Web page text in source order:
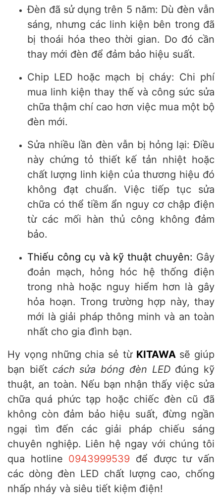
Đèn đã sử dụng trên 5 năm: Dù đèn vẫn
sáng, nhưng các linh kiện bên trong đã
bị thoái hóa theo thời gian. Do đó cần
thay mới đèn để đảm bảo hiệu suất.
Chip LED hoặc mạch bị cháy: Chi phí
mua linh kiện thay thế và công sức sửa
chữa thậm chí cao hơn việc mua một bộ
đèn mới.
Sửa nhiều lần đèn vẫn bị hỏng lại: Điều
này chứng tỏ thiết kế tản nhiệt hoặc
chất lượng linh kiện của thương hiệu đó
không đạt chuẩn. Việc tiếp tục sửa
chữa có thể tiềm ẩn nguy cơ chập điện
từ các mối hàn thủ công không đảm
bảo.
Thiếu công cụ và kỹ thuật chuyên: Gây
đoản mạch, hỏng hóc hệ thống điện
trong nhà hoặc nguy hiểm hơn là gây
hỏa hoạn. Trong trường hợp này, thay
mới là giải pháp thông minh và an toàn
nhất cho gia đình bạn.
Hy vọng những chia sẻ từ KITAWA sẽ giúp
bạn biết cách sửa bóng đèn LED đúng kỹ
thuật, an toàn. Nếu bạn nhận thấy việc sửa
chữa quá phức tạp hoặc chiếc đèn cũ đã
không còn đảm bảo hiệu suất, đừng ngần
ngại tìm đến các giải pháp chiếu sáng
chuyên nghiệp. Liên hệ ngay với chúng tôi
qua hotline 0943999539 để được tư vấn
các dòng đèn LED chất lượng cao, chống
nhấp nháy và siêu tiết kiệm điện!